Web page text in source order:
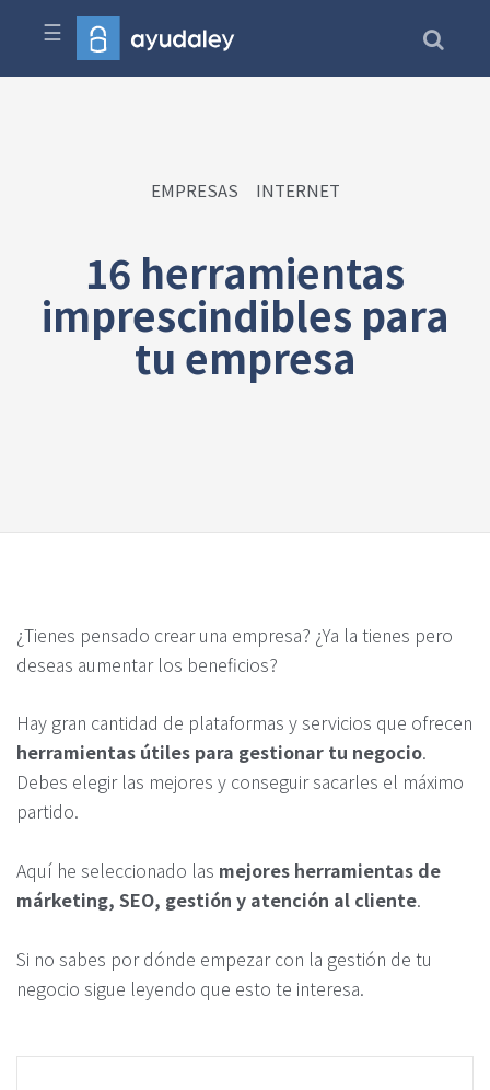
☰
EMPRESAS INTERNET
16 herramientas
imprescindibles para
tu empresa
¿Tienes pensado crear una empresa? ¿Ya la tienes pero
deseas aumentar los beneficios?
Hay gran cantidad de plataformas y servicios que ofrecen
herramientas útiles para gestionar tu negocio.
Debes elegir las mejores y conseguir sacarles el máximo
partido.
Aquí he seleccionado las mejores herramientas de
márketing, SEO, gestión y atención al cliente.
Si no sabes por dónde empezar con la gestión de tu
negocio sigue leyendo que esto te interesa.